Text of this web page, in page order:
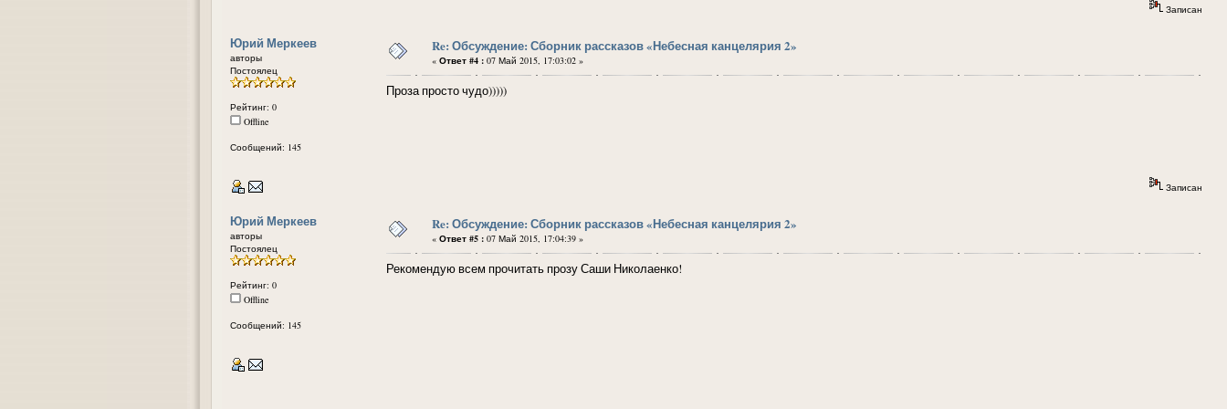
Записан
Юрий Меркеев
авторы
Постоялец
Рейтинг: 0
Offline
Сообщений: 145
Re: Обсуждение: Сборник рассказов «Небесная канцелярия 2»
« Ответ #4 : 07 Май 2015, 17:03:02 »
Проза просто чудо)))))
Записан
Юрий Меркеев
авторы
Постоялец
Рейтинг: 0
Offline
Сообщений: 145
Re: Обсуждение: Сборник рассказов «Небесная канцелярия 2»
« Ответ #5 : 07 Май 2015, 17:04:39 »
Рекомендую всем прочитать прозу Саши Николаенко!